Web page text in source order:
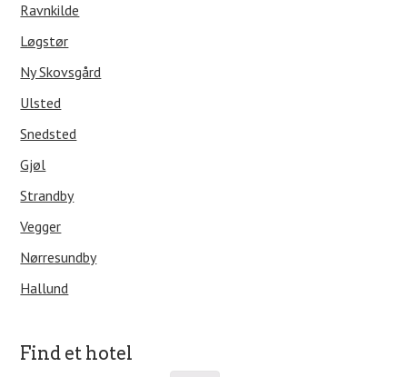
Ravnkilde
Løgstør
Ny Skovsgård
Ulsted
Snedsted
Gjøl
Strandby
Vegger
Nørresundby
Hallund
Find et hotel